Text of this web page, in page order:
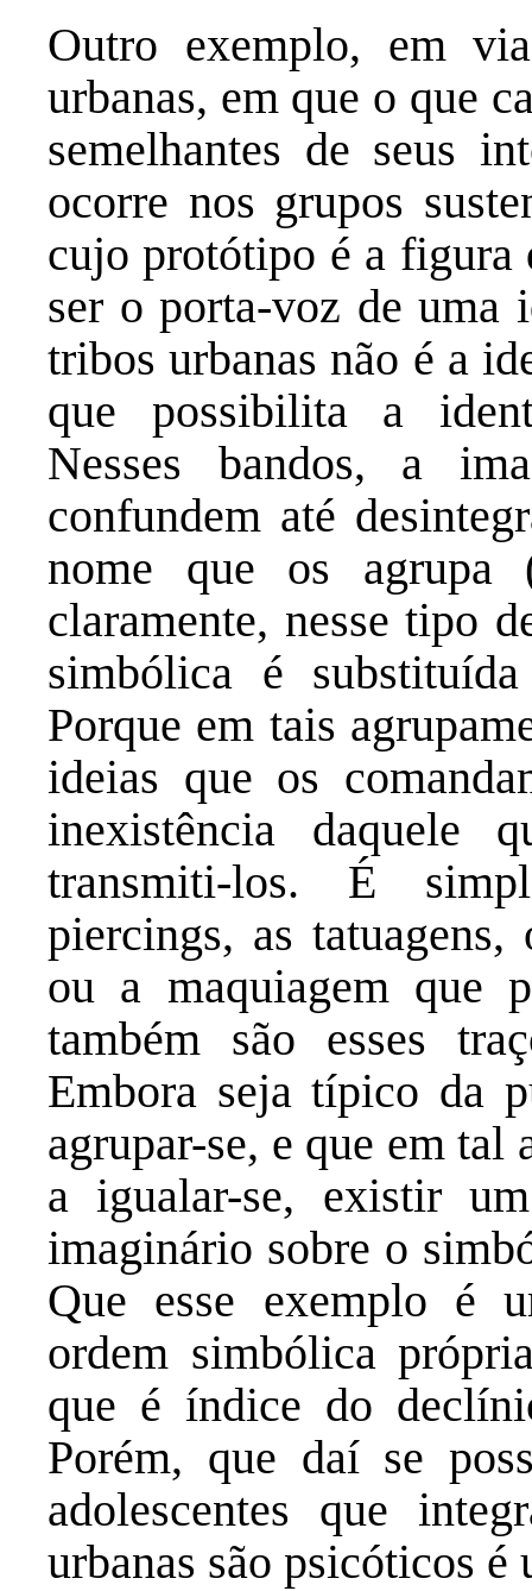
Outro exemplo, em
urbanas, em que o que
semelhantes de seus
ocorre nos grupos
cujo protótipo é a figura
ser o porta-voz de uma
tribos urbanas não é a
que possibilita a
Nesses bandos, a
confundem até
nome que os agrupa
claramente, nesse tipo
simbólica é
Porque em tais
ideias que os
inexistência daquele
transmiti-los. É
piercings, as
ou a maquiagem que
também são esses
Embora seja típico da
agrupar-se, e que em tal
a igualar-se, existir
imaginário sobre o
Que esse exemplo é
ordem simbólica
que é índice do
Porém, que daí se
adolescentes que
urbanas são psicóticos